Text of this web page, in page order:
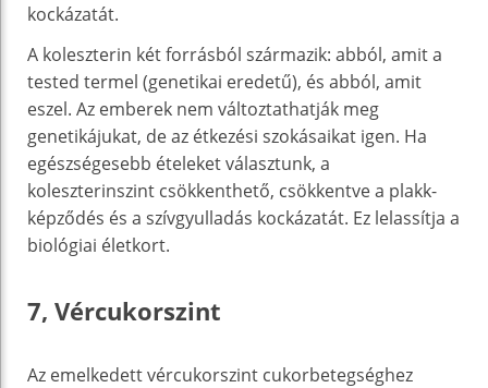
kockázatát.
A koleszterin két forrásból származik: abból, amit a
tested termel (genetikai eredetű), és abból, amit
eszel. Az emberek nem változtathatják meg
genetikájukat, de az étkezési szokásaikat igen. Ha
egészségesebb ételeket választunk, a
koleszterinszint csökkenthető, csökkentve a plakk-
képződés és a szívgyulladás kockázatát. Ez lelassítja a
biológiai életkort.
7, Vércukorszint
Az emelkedett vércukorszint cukorbetegséghez